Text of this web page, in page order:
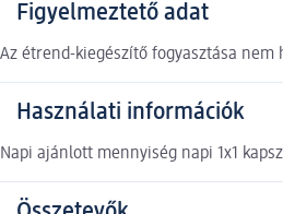
Figyelmeztető adat
Az étrend-kiegészítő fogyasztása
Használati információk
Napi ajánlott mennyiség napi 1x1